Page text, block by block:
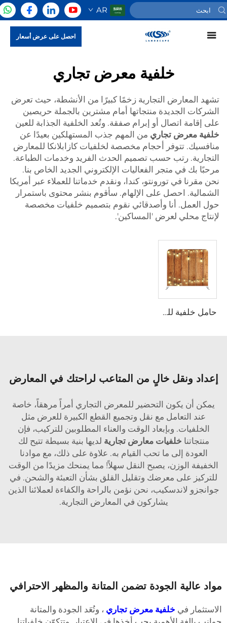
AR
احصل على عرض أسعار
خلفية معرض تجاري
تشهد المعارض التجارية زخمًا كبيرًا من الأنشطة، حيث تعرض
الشركات الجديدة منتجاتها أمام مشترين بالجملة حريصين
على إقامة اتصال أو إبرام صفقة. وتُعد الخلفية الجذابة للعين
خلفية معرض تجاريمن المهم جذب المستهلكين بعيدًا عن
منافسيك. تتوفر أحجام مخصصة لخلفيات كازابلانكا للمعارض
التجارية. رتب حسب تصميم الحدث الفريد وخدمات الطباعة.
مرحبًا بك في متجر الفعاليات الإلكتروني الجديد الخاص بنا.
نحن مقرنا في تورونتو، كندا، ونقدم خدماتنا للعملاء عبر أمريكا
الشمالية. احصل على الإلهام. سأقوم بنشر محتوى باستمرار
حول العمل. أنا وأصدقائي نقوم بتصميم خلفيات مخصصة
لإنتاج محلي لعرض 'المساكين'.
حامل خلفية للمعرض التجاري أو الحفلة أو الزفاف
إعداد ونقل خالٍ من المتاعب لراحتك في المعارض
يمكن أن يكون التحضير للمعرض التجاري أمراً مرهقاً، خاصة
عند التعامل مع نقل وتجميع القطع الكبيرة للعرض مثل
الخلفيات. وبإبعاد الوقت والعناء المطلوبين للتركيب، فإن
منتجاتناخلفيات معارض تجاريةلديها بنية بسيطة تتيح لك
العودة إلى ما تحب القيام به. علاوة على ذلك، مع موادنا
الخفيفة الوزن، يصبح النقل سهلاً! مما يمنحك مزيدًا من الوقت
للتركيز على معرضك وتقليل القلق بشأن التعبئة والشحن. في
جوانجزو لاندسكيب، نحن نؤمن بالراحة والكفاءة لعملائنا الذين
يشاركون في المعارض التجارية.
عالية الجودة تضمن المتانة والمظهر الاحترافي
في خلفية معرض تجاري، وتُعَد الجودة والمتانة